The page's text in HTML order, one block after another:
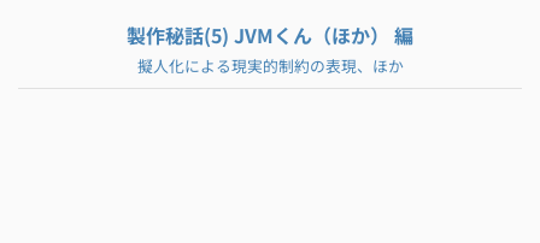
製作秘話(5) JVMくん（ほか） 編
擬人化による現実的制約の表現、ほか